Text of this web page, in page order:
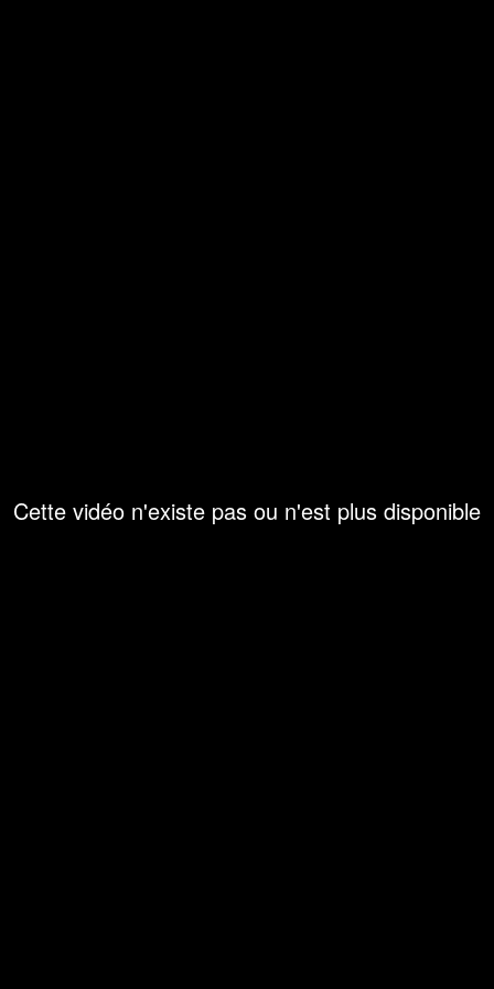
Cette vidéo n'existe pas ou n'est plus disponible